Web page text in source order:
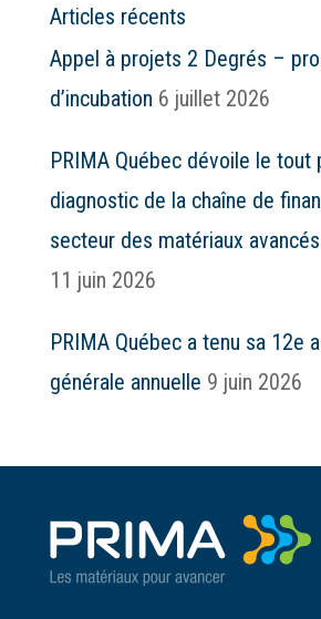
Articles récents
Appel à projets 2 Degrés –
d’incubation 6 juillet 2026
PRIMA Québec dévoile le tout
diagnostic de la chaîne de
secteur des matériaux
11 juin 2026
PRIMA Québec a tenu sa 12e
générale annuelle 9 juin 2026